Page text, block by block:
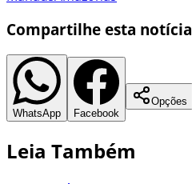
Compartilhe esta notícia
WhatsApp Facebook
Opções
Leia Também